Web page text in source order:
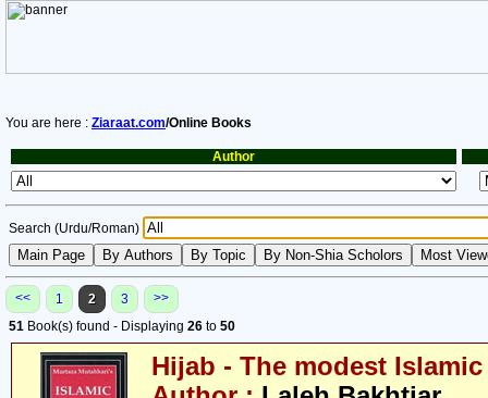
You are here : Ziaraat.com/Online Books
Author
Search (Urdu/Roman)
<< 1 2 3
>>
51 Book(s) found - Displaying 26 to 50
Hijab - The modest